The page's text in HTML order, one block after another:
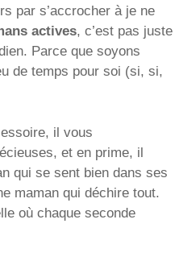
par s’accrocher à je ne
actives, c’est pas juste
Parce que soyons
de temps pour soi (si, si,
il vous
et en prime, il
qui se sent bien dans ses
maman qui déchire tout.
où chaque seconde